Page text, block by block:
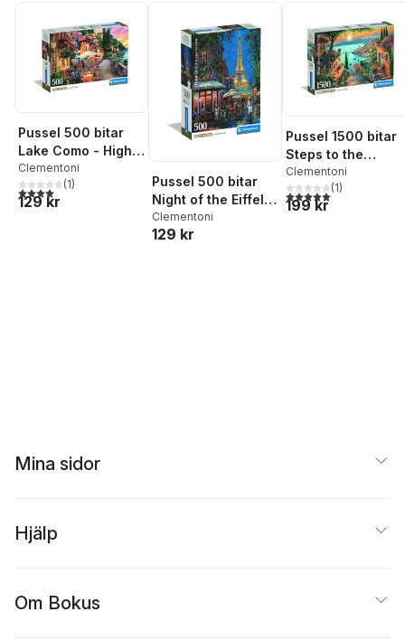
Pussel 500 bitar
Lake Como - High
Quality Collection
Clementoni
4,0utav 5 stjärnor. Totalt antal röster:
(1)
129 kr
Pussel 500 bitar
Night of the Eiffel
Café - High Quality
Collection
Clementoni
129 kr
Pussel 1500 bitar
Steps to the
Harbour - High
Quality Collection
Clementoni
5,0utav 5 stjärnor.
(1)
199 kr
Mina sidor
Hjälp
Om Bokus